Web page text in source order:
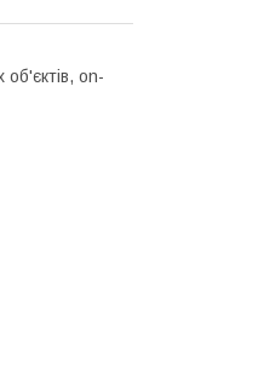
on-